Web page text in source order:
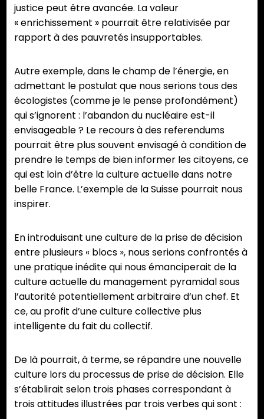
justice peut être avancée. La valeur
« enrichissement » pourrait être relativisée par
rapport à des pauvretés insupportables.
Autre exemple, dans le champ de l’énergie, en
admettant le postulat que nous serions tous des
écologistes (comme je le pense profondément)
qui s’ignorent : l’abandon du nucléaire est-il
envisageable ? Le recours à des referendums
pourrait être plus souvent envisagé à condition de
prendre le temps de bien informer les citoyens, ce
qui est loin d’être la culture actuelle dans notre
belle France. L’exemple de la Suisse pourrait nous
inspirer.
En introduisant une culture de la prise de décision
entre plusieurs « blocs », nous serions confrontés à
une pratique inédite qui nous émanciperait de la
culture actuelle du management pyramidal sous
l’autorité potentiellement arbitraire d’un chef. Et
ce, au profit d’une culture collective plus
intelligente du fait du collectif.
De là pourrait, à terme, se répandre une nouvelle
culture lors du processus de prise de décision. Elle
s’établirait selon trois phases correspondant à
trois attitudes illustrées par trois verbes qui sont :